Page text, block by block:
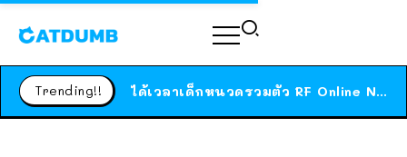
Trending!! ได้เวลาเด็กหนวดรวมตัว RF Online Next เปิดให้เล่นแล้ว เกม Sci-Fi MMORPG ระดับตำนาน เล่นได้ทั้งมือถือและ PC